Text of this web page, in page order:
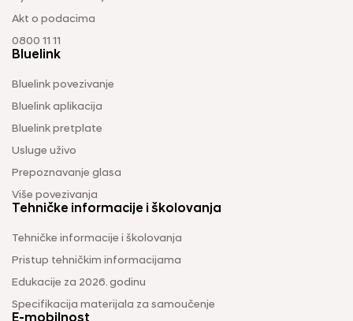
Akt o podacima
0800 11 11
Bluelink
Bluelink povezivanje
Bluelink aplikacija
Bluelink pretplate
Usluge uživo
Prepoznavanje glasa
Više povezivanja
Tehničke informacije i školovanja
Tehničke informacije i školovanja
Pristup tehničkim informacijama
Edukacije za 2026. godinu
Specifikacija materijala za samoučenje